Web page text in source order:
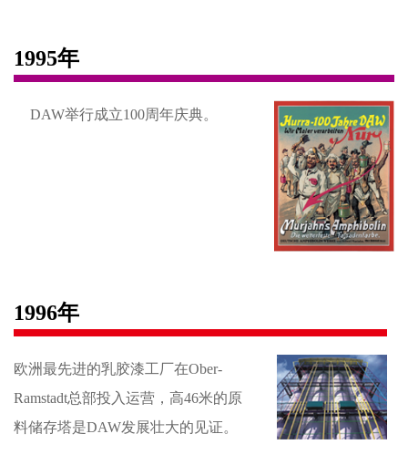
1995年
DAW举行成立100周年庆典。
1996年
欧洲最先进的乳胶漆工厂在Ober-
Ramstadt总部投入运营，高46米的原
料储存塔是DAW发展壮大的见证。